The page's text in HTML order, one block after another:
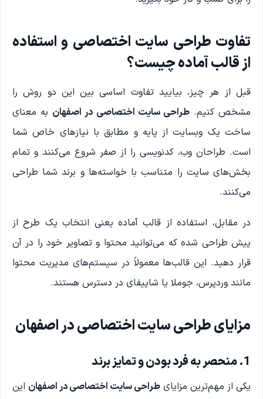
تفاوت طراحی سایت اختصاصی و استفاده
از قالب آماده چیست؟
قبل از هر چیز، بیایید تفاوت اساسی بین این دو روش را
مشخص کنیم.طراحی سایت اختصاصی در اصفهان به معنای
ساخت یک وبسایت از پایه و مطابق با نیازهای خاص شما
است. طراحان وب، کدنویسی را از صفر شروع می‌کنند و تمام
بخش‌های سایت را متناسب با خواسته‌ها و برند شما طراحی
می‌کنند.
در مقابل، استفاده از قالب آماده یعنی انتخاب یک طرح از
پیش طراحی شده که می‌توانید محتوا و تصاویر خود را در آن
قرار دهید. این قالب‌ها معمولاً در سیستم‌های مدیریت محتوا
مانند وردپرس، جوملا یا شاپیفای در دسترس هستند.
مزایای طراحی سایت اختصاصی در اصفهان
1. منحصر به فرد بودن و تمایز برند
یکی از مهم‌ترین مزایای طراحی سایت اختصاصی در اصفهان این